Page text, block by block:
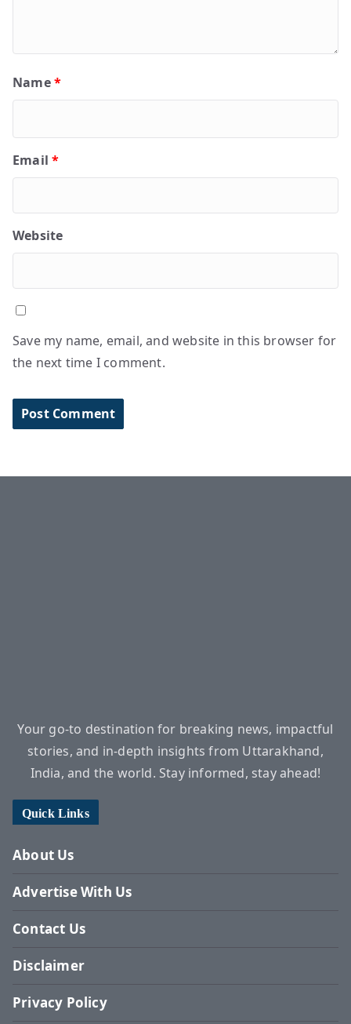
Name*
Email*
Website
Save my name, email, and website in this browser for
the next time I comment.
Your go-to destination for breaking news, impactful
stories, and in-depth insights from Uttarakhand,
India, and the world. Stay informed, stay ahead!
Quick Links
About Us
Advertise With Us
Contact Us
Disclaimer
Privacy Policy